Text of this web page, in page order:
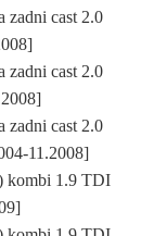
cast 2.0
cast 2.0
cast 2.0
11.2008]
kombi 1.9 TDI